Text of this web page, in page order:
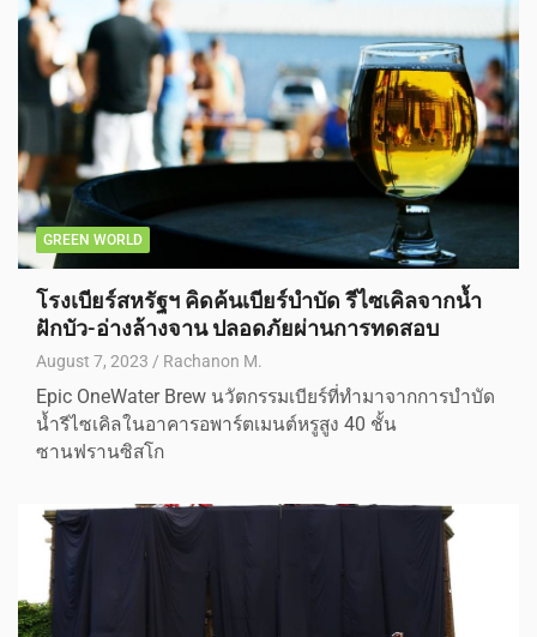
GREEN WORLD
โรงเบียร์สหรัฐฯ คิดค้นเบียร์บำบัด รีไซเคิลจากน้ำ
ฝักบัว-อ่างล้างจาน ปลอดภัยผ่านการทดสอบ
August 7, 2023 Rachanon M.
Epic OneWater Brew นวัตกรรมเบียร์ที่ทำมาจากการบำบัด
น้ำรีไซเคิลในอาคารอพาร์ตเมนต์หรูสูง 40 ชั้น
ซานฟรานซิสโก